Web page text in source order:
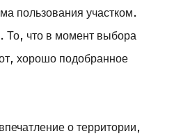
пользования участком.
То, что в момент выбора
хорошо подобранное
о территории,